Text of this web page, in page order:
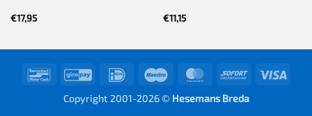
€17,95 €11,15
BancontactGiroPay IDeal Maestro MasterCardSofort
Copyright 2001-2026 © Hesemans Breda